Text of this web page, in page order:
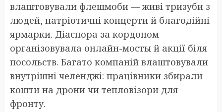
влаштовували флешмоби — живі тризуби з
людей, патріотичні концерти й благодійні
ярмарки. Діаспора за кордоном
організовувала онлайн-мосты й акції біля
посольств. Багато компаній влаштовували
внутрішні челенджі: працівники збирали
кошти на дрони чи тепловізори для
фронту.